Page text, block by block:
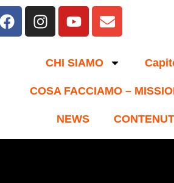
CHI SIAMO
COSA FACCIAMO –
NEWS